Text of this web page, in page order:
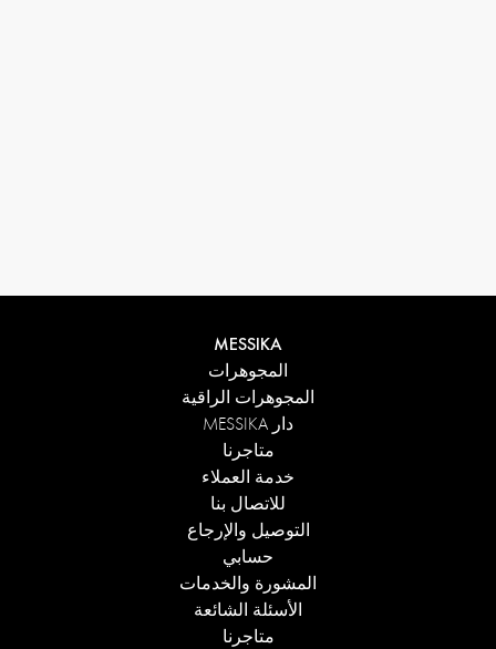
MESSIKA
المجوهرات
المجوهرات الراقية
دار MESSIKA
متاجرنا
خدمة العملاء
للاتصال بنا
التوصيل والإرجاع
حسابي
المشورة والخدمات
الأسئلة الشائعة
متاجرنا